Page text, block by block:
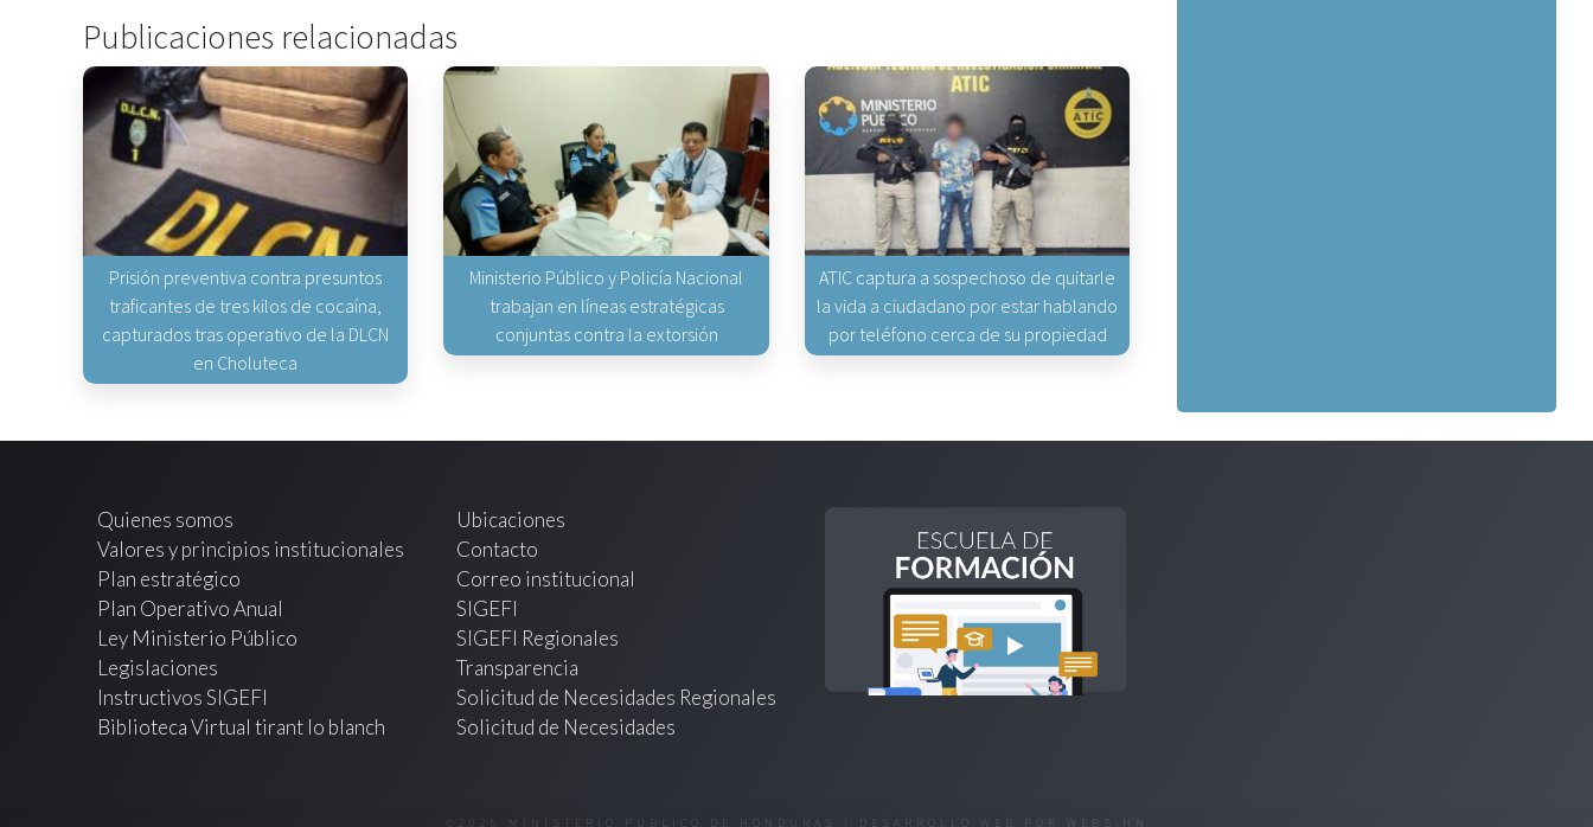
Publicaciones relacionadas
Prisión preventiva contra presuntos
traficantes de tres kilos de cocaína,
capturados tras operativo de la DLCN
en Choluteca
Ministerio Público y Policía Nacional
trabajan en líneas estratégicas
conjuntas contra la extorsión
ATIC captura a sospechoso de quitarle
la vida a ciudadano por estar hablando
por teléfono cerca de su propiedad
Quienes somos
Valores y principios institucionales
Plan estratégico
Plan Operativo Anual
Ley Ministerio Público
Legislaciones
Instructivos SIGEFI
Biblioteca Virtual tirant lo blanch
Ubicaciones
Contacto
Correo institucional
SIGEFI
SIGEFI Regionales
Transparencia
Solicitud de Necesidades Regionales
Solicitud de Necesidades
©2026 MINISTERIO PÚBLICO DE HONDURAS | DESARROLLO WEB POR WEBS.HN